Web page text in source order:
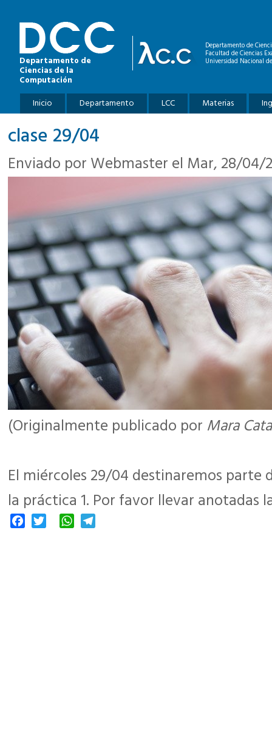
Departamento de
Ciencias de la
Computación
Departamento de
Facultad de Ciencias
Universidad Nacional
Menú principal
Inicio Departamento LCC Materias
clase 29/04
Enviado porWebmasterel Mar, 28/04/
(Originalmente publicado por Mara
El miércoles 29/04 destinaremos parte
la práctica 1. Por favor llevar anotadas
FacebookTwitter WhatsApp